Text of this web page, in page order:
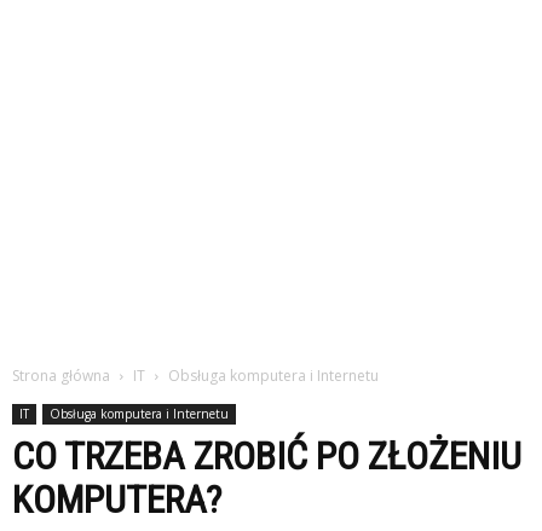
Strona główna IT Obsługa komputera i Internetu
IT Obsługa komputera i Internetu
CO TRZEBA ZROBIĆ PO ZŁOŻENIU
KOMPUTERA?